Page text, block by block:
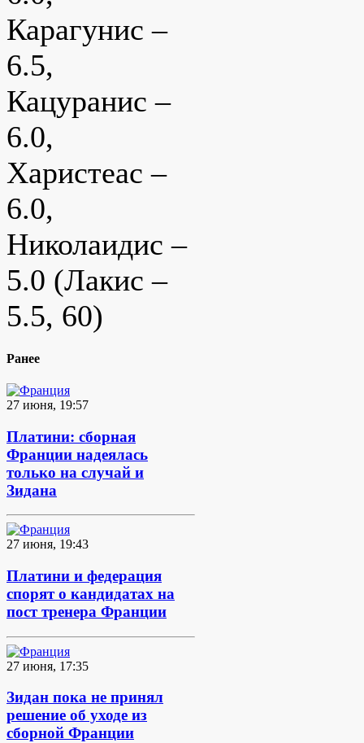
Карагунис –
6.5,
Кацуранис –
6.0,
Харистеас –
6.0,
Николаидис –
5.0 (Лакис –
5.5, 60)
Ранее
27 июня, 19:57
Платини: сборная
Франции надеялась
только на случай и
Зидана
27 июня, 19:43
Платини и федерация
спорят о кандидатах на
пост тренера Франции
27 июня, 17:35
Зидан пока не принял
решение об уходе из
сборной Франции